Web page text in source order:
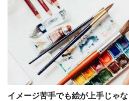
イメージ苦手でも絵が上手じゃ